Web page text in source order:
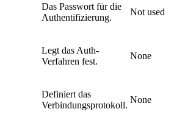
Das Passwort für die
Authentifizierung.
Not used
Legt das Auth-
Verfahren fest.
None
Definiert das
Verbindungsprotokoll.
None